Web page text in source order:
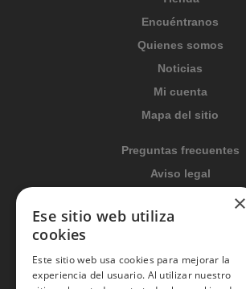
Encuéntranos
Quienes somos
Noticias
Mi cuenta
Mapa del sitio
Preguntas frecuentes
Aviso legal
Condiciones generales
Política de privacidad
Política Integrada
×
Ese sitio web utiliza
cookies
Este sitio web usa cookies para mejorar la
experiencia del usuario. Al utilizar nuestro